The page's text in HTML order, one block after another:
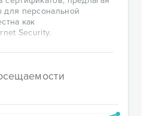
для персональной
как
Security.